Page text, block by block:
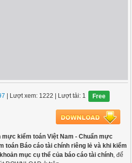
| Lượt xem: 1222 | Lượt tải: 1 Free
mực kiểm toán Việt Nam - Chuẩn mực
toán Báo cáo tài chính riêng lẻ và khi kiểm
mục cụ thể của báo cáo tài chính, để